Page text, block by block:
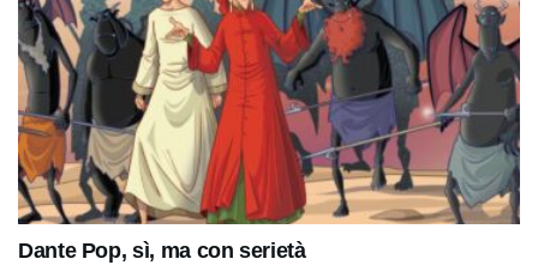
Dante Pop, sì, ma con serietà